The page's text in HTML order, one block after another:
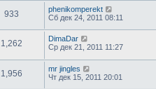
933
phenikomperekt
Сб дек 24, 2011 08:11
1,262
DimaDar
Ср дек 21, 2011 11:27
1,956
mr jingles
Чт дек 15, 2011 20:01